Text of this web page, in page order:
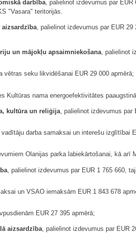
darbība, palielinot izdevumus par
"Vasara" teritorijās.
aizsardzība, palielinot izdevumus par EUR
un mājokļu apsaimniekošana, palielinot
seku likvidēšanai EUR 29 000 apmērā;
Kultūras nama energoefektivitātes
kultūra un reliģija, palielinot izdevumus par
darba samaksai un interešu izglītībai
Olanijas parka labiekārtošanai, kā arī
, palielinot izdevumus par EUR 1 765 660,
un VSAO iemaksām EUR 1 843 678
EUR 27 395 apmērā;
aizsardzība, palielinot izdevumus par EUR